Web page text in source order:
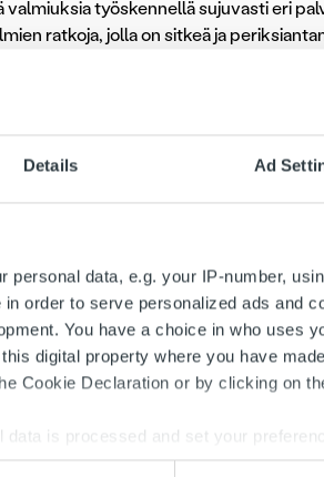
Details Ad
personal data, e.g. your IP-number,
order to serve personalized ads and
You have a choice in who uses
digital property where you have
Cookie Declaration or by clicking on
is processed and set your
valmiuksia työskennellä sujuvasti eri
ratkoja, jolla on sitkeä ja
aikaisempaa työkokemusta
työstä katsotaan eduksi. Lisäksi
mutta ennen kaikkea asenne ja
varmasti, mikäli näet muutokset
ammattimaisella ja itsenäisellä
tarkoittavat.
ammattilainen, jolla on halu
Olisitko yksi meistä?